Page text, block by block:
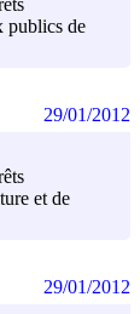
publics de
et de
29/01/2012
29/01/2012